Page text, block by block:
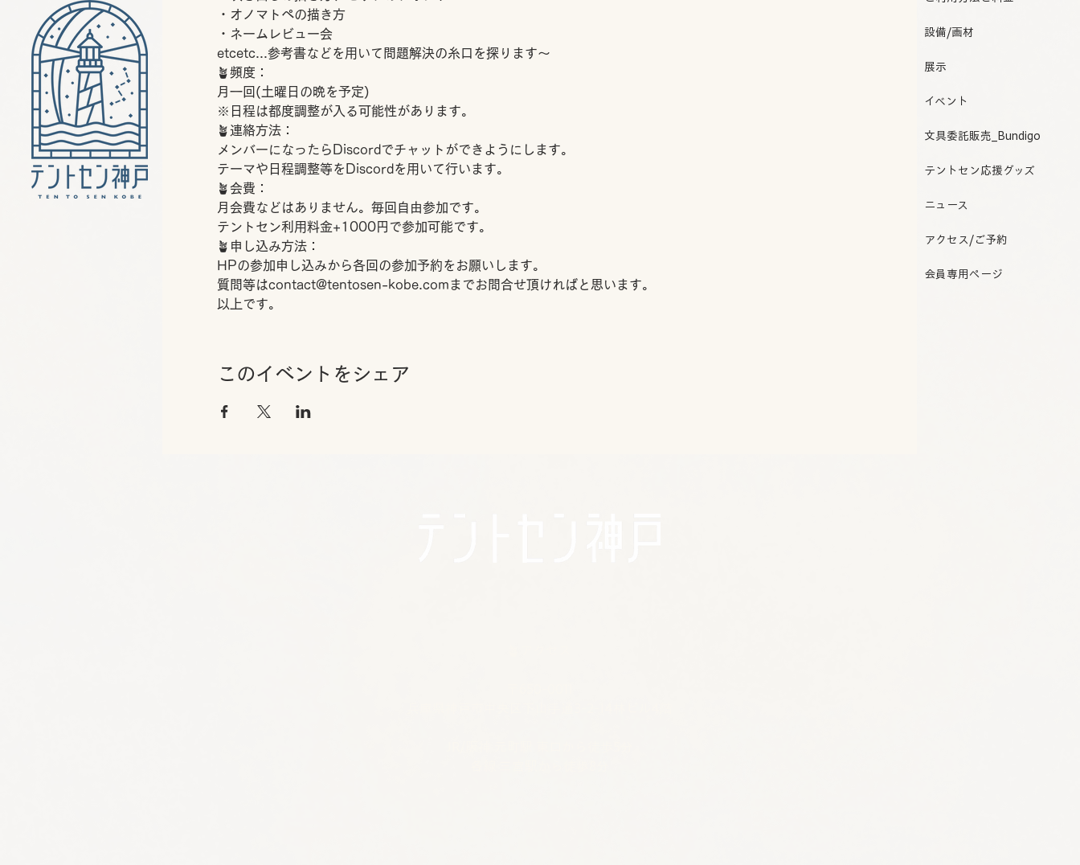
設備/画材
展示
イベント
文具委託販売_Bundigo
テントセン応援グッズ
ニュース
アクセス/ご予約
会員専用ページ
・オノマトペの描き方
・ネームレビュー会
etcetc...参考書などを用いて問題解決の糸口を探ります～
🪴頻度：
月一回(土曜日の晩を予定)
※日程は都度調整が入る可能性があります。
🪴連絡方法：
メンバーになったらDiscordでチャットができようにします。
テーマや日程調整等をDiscordを用いて行います。
🪴会費：
月会費などはありません。毎回自由参加です。
テントセン利用料金+1000円で参加可能です。
🪴申し込み方法：
HPの参加申し込みから各回の参加予約をお願いします。
質問等はcontact@tentosen-kobe.comまでお問合せ頂ければと思います。
以上です。
このイベントをシェア